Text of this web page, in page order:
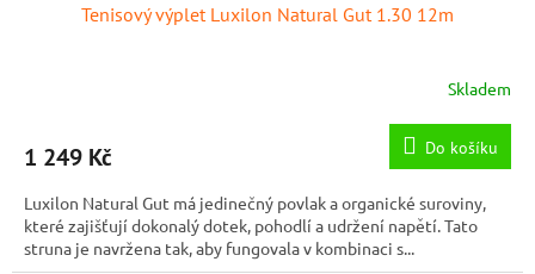
Tenisový výplet Luxilon Natural Gut 1.30 12m
Skladem
1 249 Kč Do košíku
Luxilon Natural Gut má jedinečný povlak a organické suroviny,
které zajišťují dokonalý dotek, pohodlí a udržení napětí. Tato
struna je navržena tak, aby fungovala v kombinaci s...